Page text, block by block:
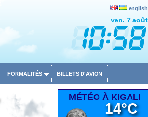
english
ven. 7 août
FORMALITÉS BILLETS D'AVION
MÉTÉO À KIGALI
14°C